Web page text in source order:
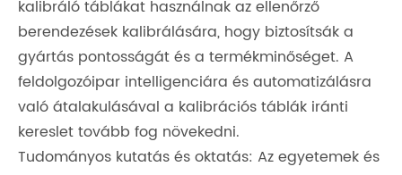
kalibráló táblákat használnak az ellenőrző
berendezések kalibrálására, hogy biztosítsák a
gyártás pontosságát és a termékminőséget. A
feldolgozóipar intelligenciára és automatizálásra
való átalakulásával a kalibrációs táblák iránti
kereslet tovább fog növekedni.
Tudományos kutatás és oktatás: Az egyetemek és